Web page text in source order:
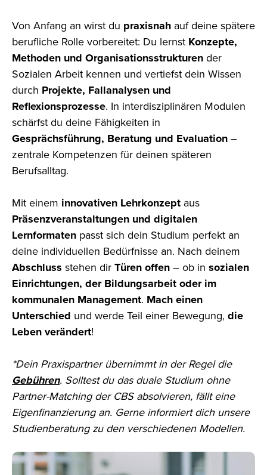
Von Anfang an wirst du praxisnah auf deine spätere
berufliche Rolle vorbereitet: Du lernst Konzepte,
Methoden und Organisationsstrukturen der
Sozialen Arbeit kennen und vertiefst dein Wissen
durch Projekte, Fallanalysen und
Reflexionsprozesse. In interdisziplinären Modulen
schärfst du deine Fähigkeiten in
Gesprächsführung, Beratung und Evaluation –
zentrale Kompetenzen für deinen späteren
Berufsalltag.
Mit einem innovativen Lehrkonzept aus
Präsenzveranstaltungen und digitalen
Lernformaten passt sich dein Studium perfekt an
deine individuellen Bedürfnisse an. Nach deinem
Abschluss stehen dir Türen offen – ob in sozialen
Einrichtungen, der Bildungsarbeit oder im
kommunalen Management. Mach einen
Unterschied und werde Teil einer Bewegung, die
Leben verändert!
*Dein Praxispartner übernimmt in der Regel die
Gebühren. Solltest du das duale Studium ohne
Partner-Matching der CBS absolvieren, fällt eine
Eigenfinanzierung an. Gerne informiert dich unsere
Studienberatung zu den verschiedenen Modellen.